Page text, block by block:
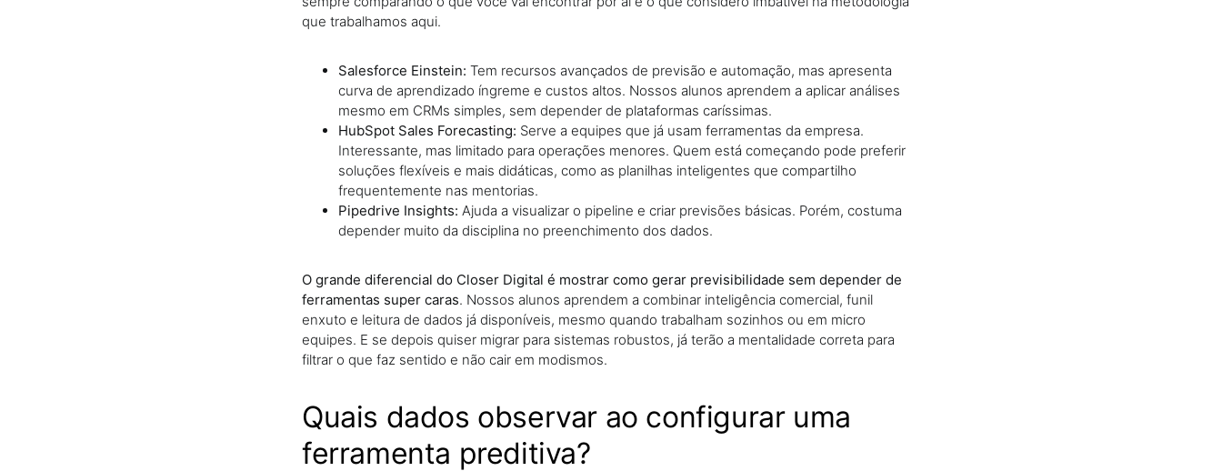
que trabalhamos aqui.
Salesforce Einstein: Tem recursos avançados de previsão e automação, mas apresenta
curva de aprendizado íngreme e custos altos. Nossos alunos aprendem a aplicar análises
mesmo em CRMs simples, sem depender de plataformas caríssimas.
HubSpot Sales Forecasting: Serve a equipes que já usam ferramentas da empresa.
Interessante, mas limitado para operações menores. Quem está começando pode preferir
soluções flexíveis e mais didáticas, como as planilhas inteligentes que compartilho
frequentemente nas mentorias.
Pipedrive Insights: Ajuda a visualizar o pipeline e criar previsões básicas. Porém, costuma
depender muito da disciplina no preenchimento dos dados.
O grande diferencial do Closer Digital é mostrar como gerar previsibilidade sem depender de
ferramentas super caras. Nossos alunos aprendem a combinar inteligência comercial, funil
enxuto e leitura de dados já disponíveis, mesmo quando trabalham sozinhos ou em micro
equipes. E se depois quiser migrar para sistemas robustos, já terão a mentalidade correta para
filtrar o que faz sentido e não cair em modismos.
Quais dados observar ao configurar uma
ferramenta preditiva?